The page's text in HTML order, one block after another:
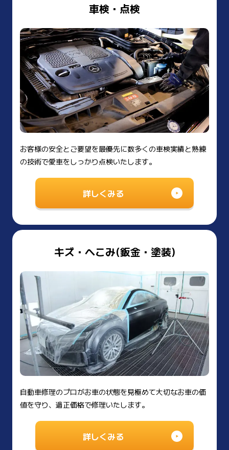
車検・点検
お客様の安全とご要望を最優先に数多くの車検実績と熟練
の技術で愛車をしっかり点検いたします。
詳しくみる
キズ・へこみ(鈑金・塗装)
自動車修理のプロがお車の状態を見極めて大切なお車の価
値を守り、適正価格で修理いたします。
詳しくみる